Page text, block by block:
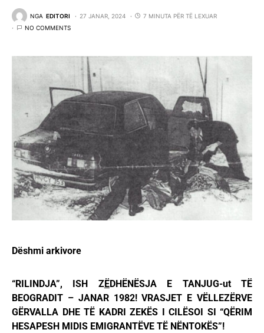
NGA EDITORI 27 JANAR, 2024
7 MINUTA PËR TË LEXUAR
NO COMMENTS
Dëshmi arkivore
“RILINDJA”, ISH ZËDHËNËSJA E TANJUG-ut TË
BEOGRADIT – JANAR 1982! VRASJET E VËLLEZËRVE
GËRVALLA DHE TË KADRI ZEKËS I CILËSOI SI “QËRIM
HESAPESH MIDIS EMIGRANTËVE TË NËNTOKËS”!